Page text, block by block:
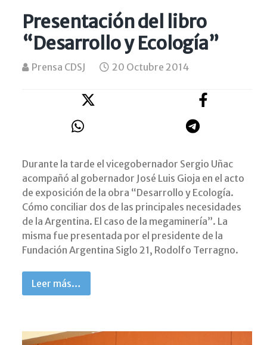
Presentación del libro
“Desarrollo y Ecología”
Prensa CDSJ 20 Octubre 2014
Durante la tarde el vicegobernador Sergio Uñac
acompañó al gobernador José Luis Gioja en el acto
de exposición de la obra “Desarrollo y Ecología.
Cómo conciliar dos de las principales necesidades
de la Argentina. El caso de la megaminería”. La
misma fue presentada por el presidente de la
Fundación Argentina Siglo 21, Rodolfo Terragno.
Leer más…